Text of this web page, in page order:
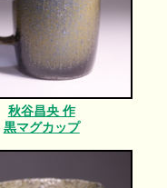
秋谷昌央 作
黒マグカップ